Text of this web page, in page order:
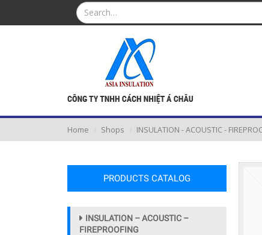
Home Shops INSULATION - ACOUSTIC -
PRODUCTS CATALOG
INSULATION – ACOUSTIC –
FIREPROOFING